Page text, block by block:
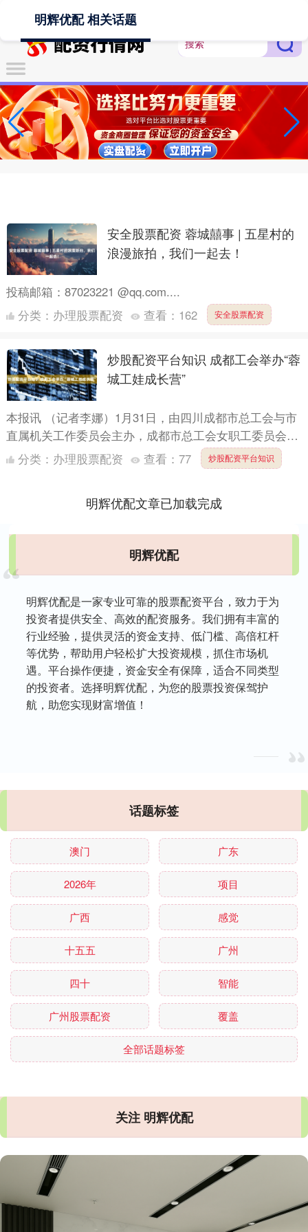
明辉优配 相关话题
安全股票配资 蓉城囍事 | 五星村的
浪漫旅拍，我们一起去！
投稿邮箱：87023221 @qq.com....
分类： 办理股票配资 查看： 162 安全股票配资
炒股配资平台知识 成都工会举办“蓉
城工娃成长营”
本报讯 （记者李娜）1月31日，由四川成都市总工会与市
直属机关工作委员会主办，成都市总工会女职工委员会、
锦江区总工会、成都市直属机关工会委员会承办的“暖心
分类： 办理股票配资 查看： 77 炒股配资平台知识
明辉优配文章已加载完成
明辉优配
明辉优配是一家专业可靠的股票配资平台，致力于为
投资者提供安全、高效的配资服务。我们拥有丰富的
行业经验，提供灵活的资金支持、低门槛、高倍杠杆
等优势，帮助用户轻松扩大投资规模，抓住市场机
遇。平台操作便捷，资金安全有保障，适合不同类型
的投资者。选择明辉优配，为您的股票投资保驾护
航，助您实现财富增值！
话题标签
澳门 广东
2026年 项目
广西 感觉
十五五 广州
四十 智能
广州股票配资 覆盖
全部话题标签
关注 明辉优配